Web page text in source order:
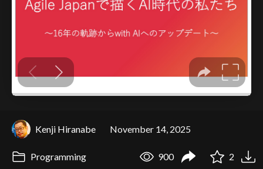
Kenji Hiranabe November 14, 2025
Programming 900 2